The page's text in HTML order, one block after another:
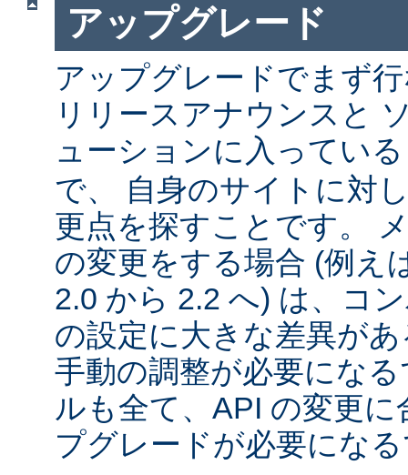
アップグレード
アップグレードでまず
リリースアナウンスと
ューションに入ってい
で、 自身のサイトに対
更点を探すことです。
の変更をする場合 (例え
2.0 から 2.2 へ) は、コ
の設定に大きな差異が
手動の調整が必要にな
ルも全て、API の変更
プグレードが必要にな